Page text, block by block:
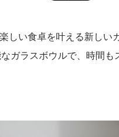
い食卓を叶える新しい
ガラスボウルで、時間